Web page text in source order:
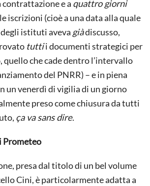
e a quattro giorni
iscrizioni (cioè a una data alla quale
istituti aveva giàdiscusso,
tuttii documenti strategici per
che cade dentro l’intervallo
del PNRR) – e in piena
un venerdì di vigilia di un giorno
preso come chiusura da tutti
ça va sans dire.
Prometeo
presa dal titolo di un bel volume
Cini, è particolarmente adatta a